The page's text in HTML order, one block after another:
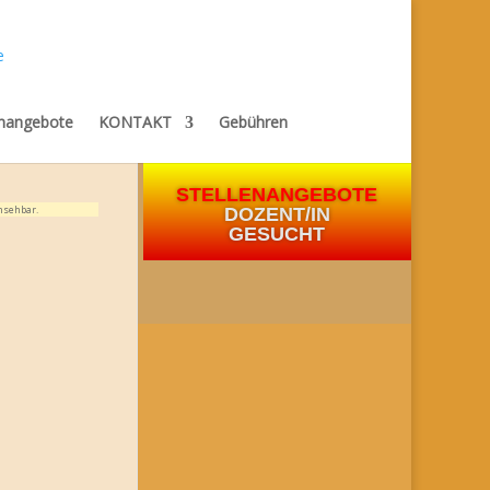
KONTAKT Gebühren
STELLENANGEBOTE
DOZENT/IN
GESUCHT